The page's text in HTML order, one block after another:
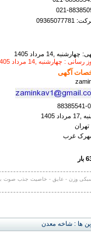
,14 مرداد 1405
: چهارشنبه ,14 مرداد 1405 13:16:05
آگهی
1405
غرب
وزن - عایق - خاصیت جذب صوت
ها : شاخه معدن